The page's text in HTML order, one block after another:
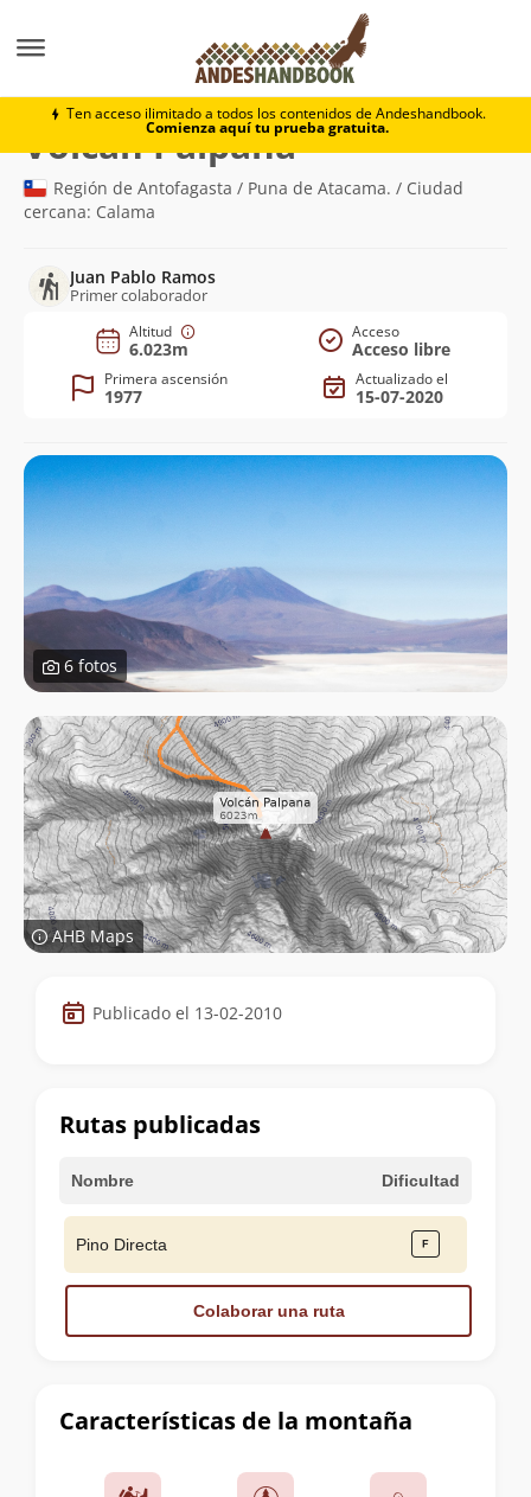
Ten acceso ilimitado a todos los contenidos de Andeshandbook.
Comienza aquí tu prueba gratuita.
Volcán Palpana
Volcán Palpana(6.023m)
Región de Antofagasta / Puna de Atacama. / Ciudad
cercana: Calama
Juan Pablo Ramos
Primer colaborador
Altitud
6.023m
Acceso
Acceso libre
Primera ascensión
1977
Actualizado el
15-07-2020
6 fotos
AHB Maps
Datos
de
cumbre
Publicado el 13-02-2010
Características de la montaña
Rutas publicadas
Nombre Dificultad
Pino Directa
Colaborar una ruta